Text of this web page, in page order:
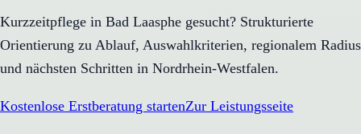
Kurzzeitpflege in Bad Laasphe gesucht? Strukturierte
Orientierung zu Ablauf, Auswahlkriterien, regionalem Radius
und nächsten Schritten in Nordrhein-Westfalen.
Kostenlose Erstberatung startenZur Leistungsseite